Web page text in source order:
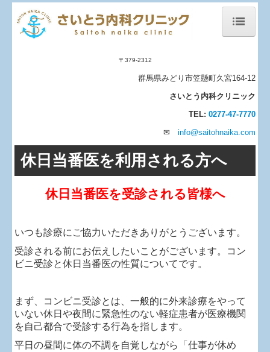
健康診断について
ワクチンについて
施設、設備など
休日当番医を利用される方へ
地図、交通案内
お問い合わせフォーム
〒379-2312
群馬県みどり市笠懸町久宮164-12
さいとう内科クリニック
TEL: 0277-47-7770
✉ info@saitohnaika.com
休日当番医を利用される方へ
休日当番医を受診される皆様へ
いつも診療にご協力いただきありがとうございます。
受診される前にお伝えしたいことがございます。コン
ビニ受診と休日当番医の性質についてです。
まず、コンビニ受診とは、一般的に外来診療をやって
いない休日や夜間に緊急性のない軽症患者が医療機関
を自己都合で受診する行為を指します。
平日の昼間に体の不調を自覚しながら
「仕事が休め